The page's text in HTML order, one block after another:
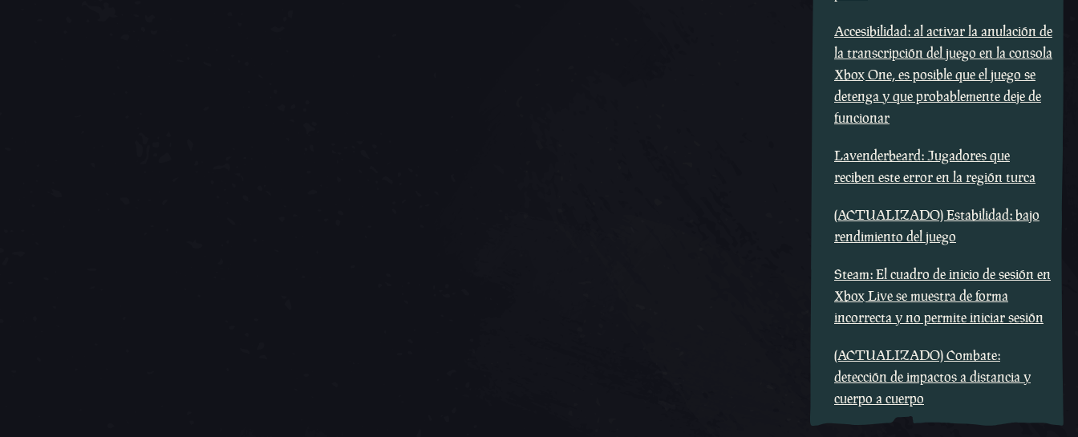
Accesibilidad: al activar la anulación de
la transcripción del juego en la consola
Xbox One, es posible que el juego se
detenga y que probablemente deje de
funcionar
Lavenderbeard: Jugadores que
reciben este error en la región turca
(ACTUALIZADO) Estabilidad: bajo
rendimiento del juego
Steam: El cuadro de inicio de sesión en
Xbox Live se muestra de forma
incorrecta y no permite iniciar sesión
(ACTUALIZADO) Combate:
detección de impactos a distancia y
cuerpo a cuerpo